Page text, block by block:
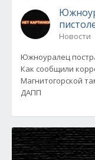
Новости
Южноуралец
Как сообщили
Магнитогорской
ДАПП